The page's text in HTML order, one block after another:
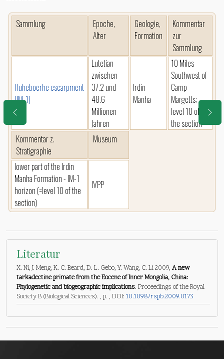
Sammlung
Epoche,
Alter
Geologie,
Formation
Kommentar
zur
Sammlung
Huheboerhe escarpment
(IM-1)
Lutetian
zwischen
37.2 und
48.6
Millionen
Jahren
Irdin
Manha
10 Miles
Southwest of
Camp
Margetts;
level 10 of
the section
Kommentar z.
Stratigraphie
Museum
lower part of the Irdin
Manha Formation - IM-1
horizon (=level 10 of the
section)
IVPP
Literatur
X. Ni, J. Meng, K. C. Beard, D. L. Gebo, Y. Wang, C. Li 2009, A new
tarkadectine primate from the Eocene of Inner Mongolia, China:
Phylogenetic and biogeographic implications. Proceedings of the Royal
Society B (Biological Sciences). , p. , DOI: 10.1098/rspb.2009.0173